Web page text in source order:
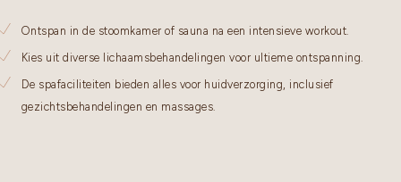
Ontspan in de stoomkamer of sauna na een intensieve workout.
Kies uit diverse lichaamsbehandelingen voor ultieme ontspanning.
De spafaciliteiten bieden alles voor huidverzorging, inclusief
gezichtsbehandelingen en massages.